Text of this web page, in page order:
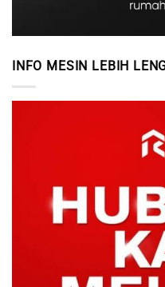
INFO MESIN LEBIH